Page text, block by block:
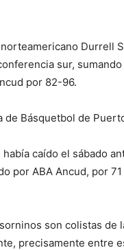
Durrell
sur,
por 82-96.
de Básquetbol de
caído el sábado
por ABA Ancud, por
son colistas de
precisamente entre